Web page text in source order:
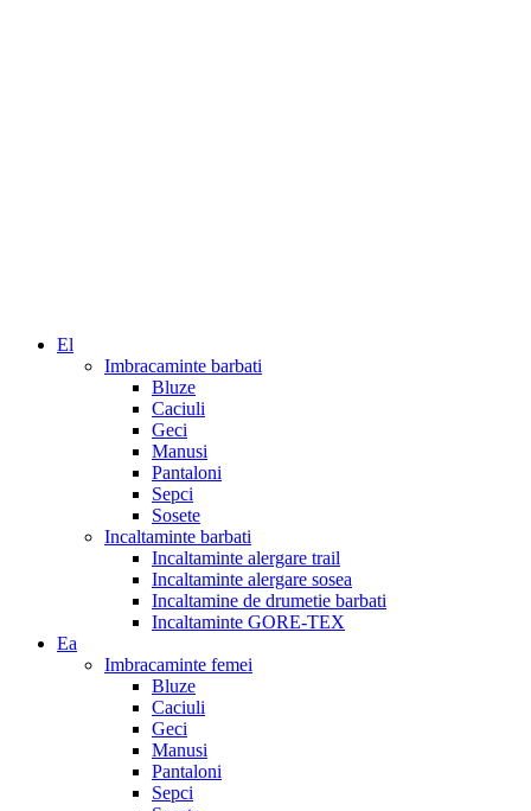
El
Imbracaminte barbati
Bluze
Caciuli
Geci
Manusi
Pantaloni
Sepci
Sosete
Incaltaminte barbati
Incaltaminte alergare trail
Incaltaminte alergare sosea
Incaltamine de drumetie barbati
Incaltaminte GORE-TEX
Ea
Imbracaminte femei
Bluze
Caciuli
Geci
Manusi
Pantaloni
Sepci